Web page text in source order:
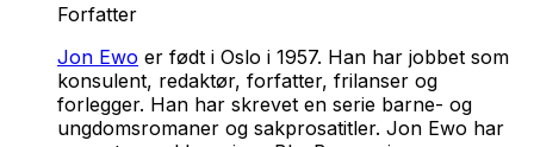
Forfatter
Jon Ewo er født i Oslo i 1957. Han har jobbet som
konsulent, redaktør, forfatter, frilanser og
forlegger. Han har skrevet en serie barne- og
ungdomsromaner og sakprosatitler. Jon Ewo har